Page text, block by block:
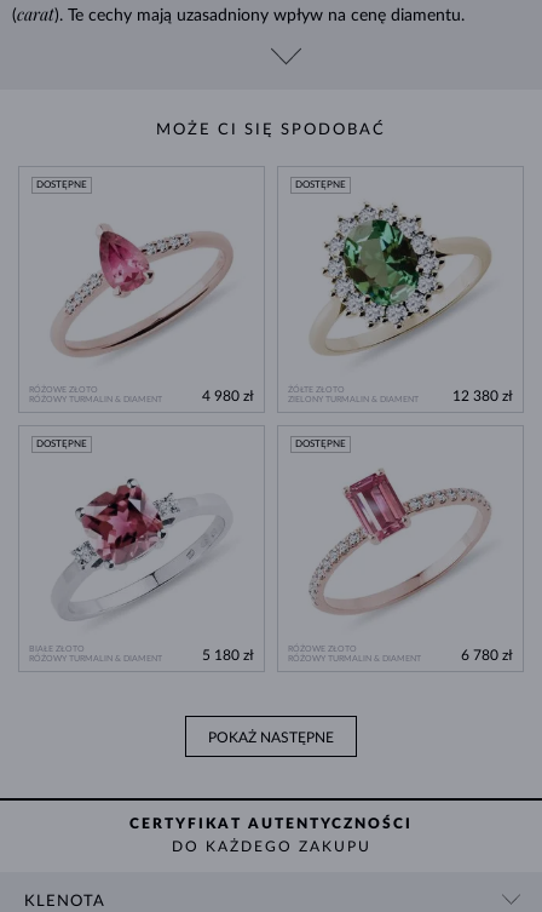
(carat). Te cechy mają uzasadniony wpływ na cenę diamentu.
MOŻE CI SIĘ SPODOBAĆ
RÓŻOWE ZŁOTO
RÓŻOWY TURMALIN & DIAMENT
DOSTĘPNE
4 980 zł
ŻÓŁTE ZŁOTO
ZIELONY TURMALIN & DIAMENT
DOSTĘPNE
12 380 zł
BIAŁE ZŁOTO
RÓŻOWY TURMALIN & DIAMENT
DOSTĘPNE
5 180 zł
RÓŻOWE ZŁOTO
RÓŻOWY TURMALIN & DIAMENT
DOSTĘPNE
6 780 zł
POKAŻ NASTĘPNE
CERTYFIKAT AUTENTYCZNOŚCI
DO KAŻDEGO ZAKUPU
KLENOTA